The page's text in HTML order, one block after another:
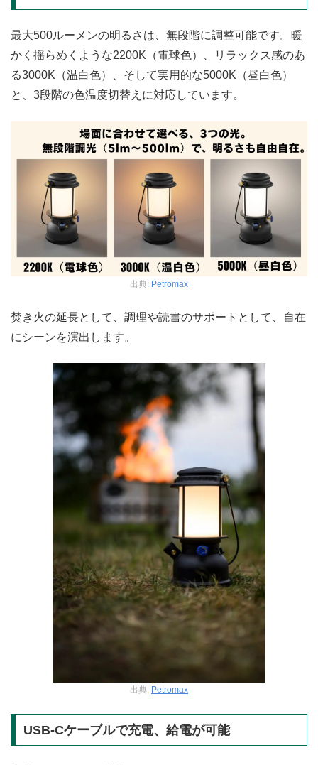
最大500ルーメンの明るさは、無段階に調整可能です。暖
かく揺らめくような2200K（電球色）、リラックス感のあ
る3000K（温白色）、そして実用的な5000K（昼白色）
と、3段階の色温度切替えに対応しています。
出典: Petromax
焚き火の延長として、調理や読書のサポートとして、自在
にシーンを演出します。
出典: Petromax
USB-Cケーブルで充電、給電が可能